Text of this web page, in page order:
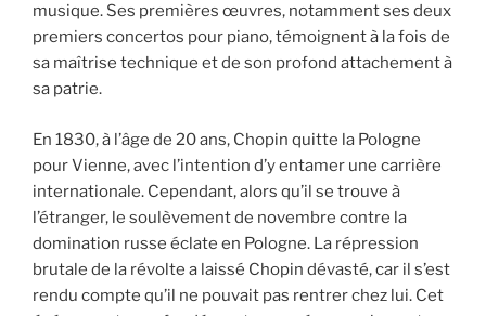
musique. Ses premières œuvres, notamment ses deux
premiers concertos pour piano, témoignent à la fois de
sa maîtrise technique et de son profond attachement à
sa patrie.
En 1830, à l’âge de 20 ans, Chopin quitte la Pologne
pour Vienne, avec l’intention d’y entamer une carrière
internationale. Cependant, alors qu’il se trouve à
l’étranger, le soulèvement de novembre contre la
domination russe éclate en Pologne. La répression
brutale de la révolte a laissé Chopin dévasté, car il s’est
rendu compte qu’il ne pouvait pas rentrer chez lui. Cet